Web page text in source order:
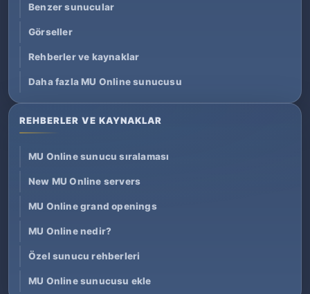
Benzer sunucular
Görseller
Rehberler ve kaynaklar
Daha fazla MU Online sunucusu
REHBERLER VE KAYNAKLAR
MU Online sunucu sıralaması
New MU Online servers
MU Online grand openings
MU Online nedir?
Özel sunucu rehberleri
MU Online sunucusu ekle